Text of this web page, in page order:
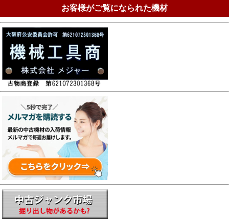
お客様がご覧になられた機材